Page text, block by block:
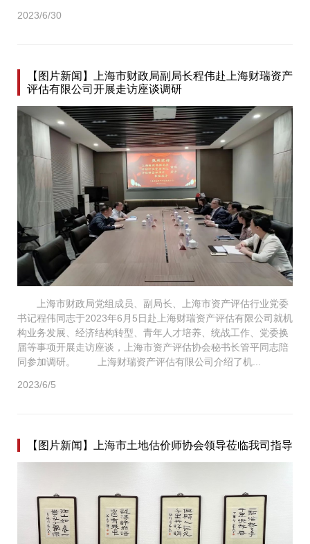
2023/6/30
【图片新闻】上海市财政局副局长程伟赴上海财瑞资产
评估有限公司开展走访座谈调研
上海市财政局党组成员、副局长、上海市资产评估行业党委
书记程伟同志于2023年6月5日赴上海财瑞资产评估有限公司就机
构业务发展、经济结构转型、青年人才培养、统战工作、党委换
届等事项开展走访座谈，上海市资产评估协会秘书长管平同志陪
同参加调研。 上海财瑞资产评估有限公司介绍了机...
2023/6/5
【图片新闻】上海市土地估价师协会领导莅临我司指导